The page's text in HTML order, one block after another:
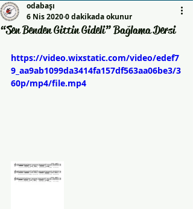
“Sen Benden Gittin Gideli” Bağlama Dersi
odabaşı
6 Nis 20200 dakikada okunur
https://video.wixstatic.com/video/edef7
9_aa9ab1099da3414fa157df563aa06be3/3
60p/mp4/file.mp4